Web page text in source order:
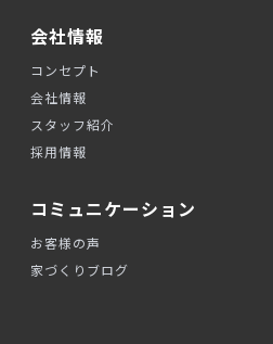
会社情報
コンセプト
会社情報
スタッフ紹介
採用情報
コミュニケーション
お客様の声
家づくりブログ